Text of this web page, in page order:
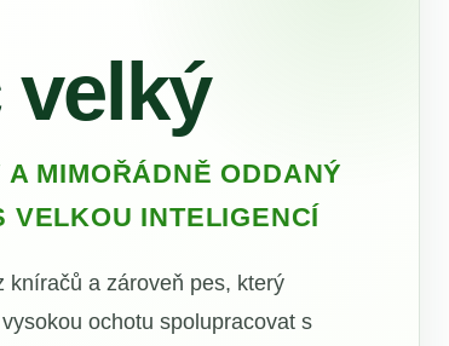
velký
MIMOŘÁDNĚ ODDANÝ
VELKOU INTELIGENCÍ
kníračů a zároveň pes, který
ochotu spolupracovat s